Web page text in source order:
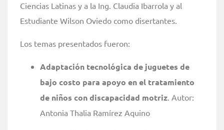
Ciencias Latinas y a la Ing. Claudia Ibarrola y al
Estudiante Wilson Oviedo como disertantes.
Los temas presentados fueron:
Adaptación tecnológica de juguetes de
bajo costo para apoyo en el tratamiento
de niños con discapacidad motriz. Autor:
Antonia Thalia Ramírez Aquino